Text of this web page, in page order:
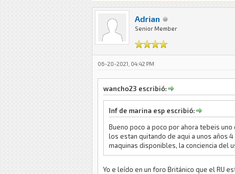
Adrian
Senior Member
06-20-2021, 04:42 PM
wancho23 escribió:
Inf de marina esp escribió:
Bueno poco a poco por ahora tebeis
los estan quitando de aqui a unos años
maquinas disponibles, la conciencia del
Yo e leído en un foro Británico que el RU